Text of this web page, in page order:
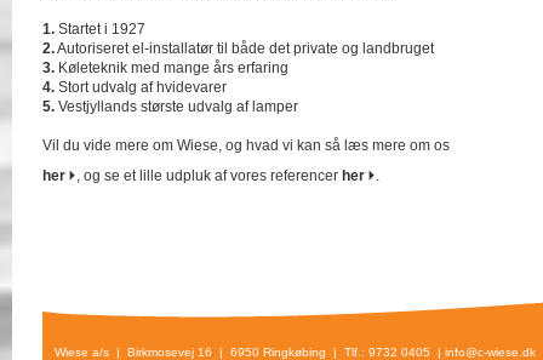
1. Startet i 1927
2.Autoriseret el-installatør til både det private og landbruget
3. Køleteknik med mange års erfaring
4. Stort udvalg af hvidevarer
5. Vestjyllands største udvalg af lamper
Vil du vide mere om Wiese, og hvad vi kan så læs mere om os
her
, og se et lille udpluk af vores referencer her .
Wiese a/s | Birkmosevej 16 | 6950 Ringkøbing | Tlf.: 9732 0405 | info@c-wiese.dk